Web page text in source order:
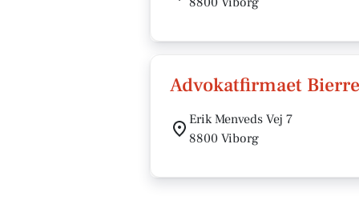
Advokatfirmaet
Erik Menveds Vej 7
8800 Viborg